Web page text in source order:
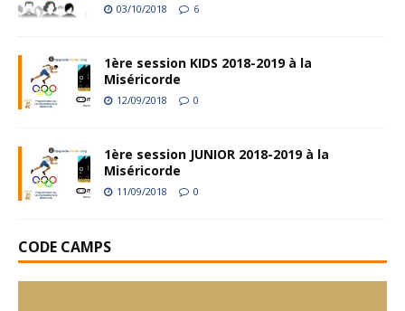
03/10/2018 6
1ère session KIDS 2018-2019 à la
Miséricorde
12/09/2018 0
1ère session JUNIOR 2018-2019 à la
Miséricorde
11/09/2018 0
CODE CAMPS